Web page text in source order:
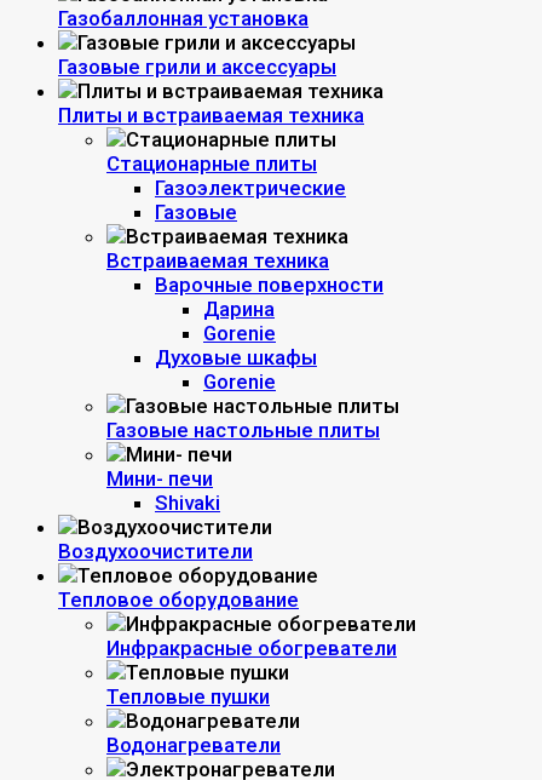
Газобаллонная установка
Газовые грили и аксессуары
Плиты и встраиваемая техника
Стационарные плиты
Газоэлектрические
Газовые
Встраиваемая техника
Варочные поверхности
Дарина
Gorenie
Духовые шкафы
Gorenie
Газовые настольные плиты
Мини- печи
Shivaki
Воздухоочистители
Тепловое оборудование
Инфракрасные обогреватели
Тепловые пушки
Водонагреватели